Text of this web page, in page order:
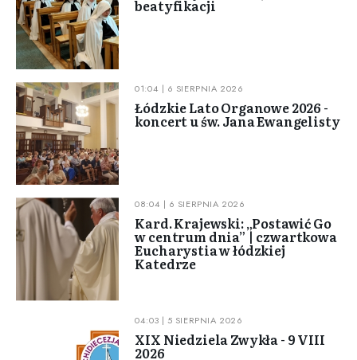
beatyfikacji
01:04 | 6 SIERPNIA 2026
Łódzkie Lato Organowe 2026 -
koncert u św. Jana Ewangelisty
08:04 | 6 SIERPNIA 2026
Kard. Krajewski: „Postawić Go
w centrum dnia” | czwartkowa
Eucharystia w łódzkiej
Katedrze
04:03 | 5 SIERPNIA 2026
XIX Niedziela Zwykła - 9 VIII
2026